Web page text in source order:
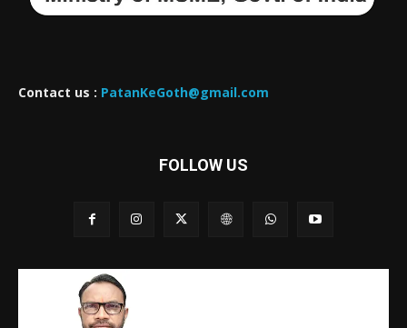
Contact us : PatanKeGoth@gmail.com
FOLLOW US